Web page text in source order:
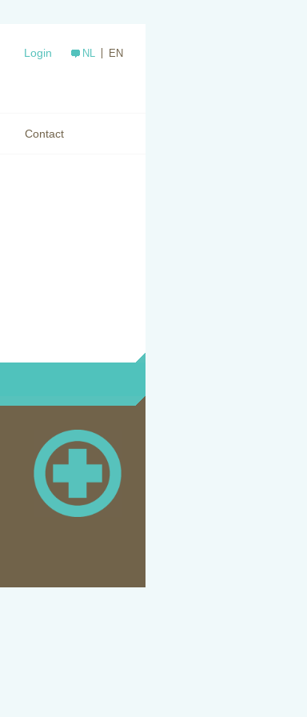
Login NL EN
Contact